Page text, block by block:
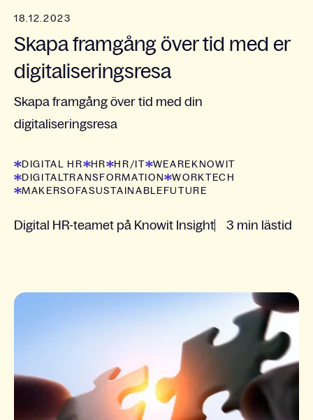
18.12.2023
Skapa framgång över tid med er
digitaliseringsresa
Skapa framgång över tid med din
digitaliseringsresa
DIGITAL HR HR HR/IT
WEAREKNOWIT
DIGITALTRANSFORMATION
WORKTECH
MAKERSOFASUSTAINABLEFUTURE
Digital HR-teamet på Knowit Insight 3 min lästid